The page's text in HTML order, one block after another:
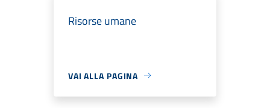
Risorse umane
VAI ALLA PAGINA